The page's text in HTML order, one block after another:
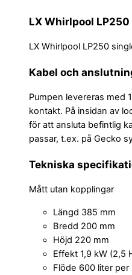
LX Whirlpool LP250
LX Whirlpool LP250
Kabel och
Pumpen levereras med
kontakt. På insidan av
för att ansluta befintlig
passar, t.ex. på Gecko
Tekniska
Mått utan kopplingar
Längd 385 mm
Bredd 200 mm
Höjd 220 mm
Effekt 1,9 kW (2,5
Flöde 600 liter per